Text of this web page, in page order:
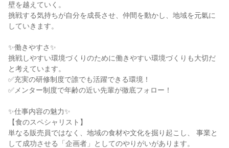
壁を越えていく。
挑戦する気持ちが自分を成長させ、仲間を動かし、地域を元氣に
していきます。
✨働きやすさ✨
挑戦しやすい環境づくりのために働きやすい環境づくりも大切だ
と考えています。
✅充実の研修制度で誰でも活躍できる環境！
✅メンター制度で年齢の近い先輩が徹底フォロー！
✨仕事内容の魅力✨
【食のスペシャリスト】
単なる販売員ではなく、地域の食材や文化を掘り起こし、 事業と
して成功させる「企画者」としてのやりがいがあります。